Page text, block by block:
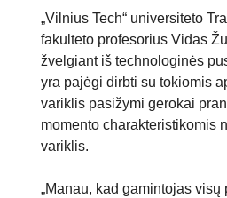
„Vilnius Tech“ universiteto
fakulteto profesorius Vidas
žvelgiant iš technologinės
yra pajėgi dirbti su tokiomis
variklis pasižymi gerokai
momento charakteristikomis
variklis.
„Manau, kad gamintojas visų